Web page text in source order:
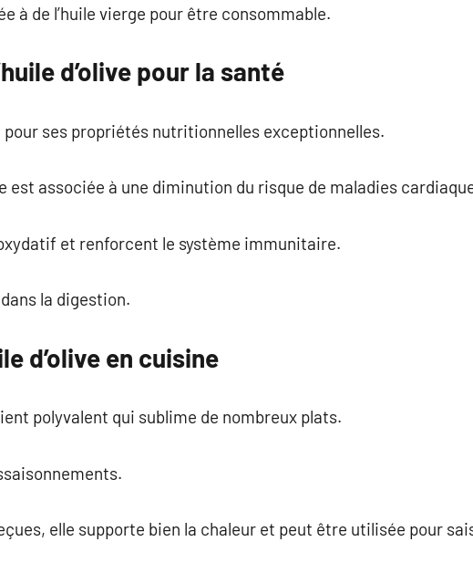
à de l’huile vierge pour être consommable.
d’olive pour la santé
pour ses propriétés nutritionnelles exceptionnelles.
est associée à une diminution du risque de maladies
et renforcent le système immunitaire.
la digestion.
d’olive en cuisine
polyvalent qui sublime de nombreux plats.
elle supporte bien la chaleur et peut être utilisée pour